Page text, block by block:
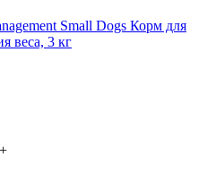
Small Dogs Корм для
веса, 3 кг
+